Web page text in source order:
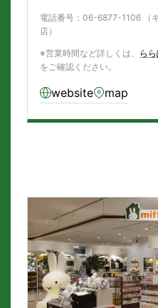
電話番号：06-6877-1106 （
店）
※営業時間など詳しくは、 ら
をご確認ください。
website map